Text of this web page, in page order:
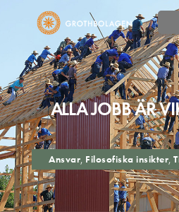
ALLA JOBB ÄR
Ansvar Filosofiska insikter ,